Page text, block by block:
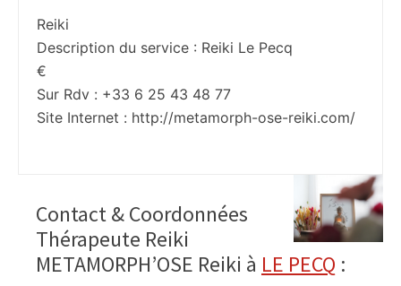
Reiki
Description du service : Reiki Le Pecq
€
Sur Rdv : +33 6 25 43 48 77
Site Internet : http://metamorph-ose-reiki.com/
Contact & Coordonnées
Thérapeute Reiki
METAMORPH’OSE Reiki à LE PECQ :